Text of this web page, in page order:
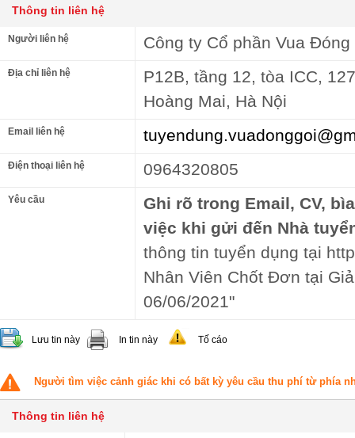
Thông tin liên hệ
Người liên hệ Công ty Cổ phần Vua
Địa chỉ liên hệ
P12B, tầng 12, tòa ICC,
Hoàng Mai, Hà Nội
Email liên hệ
Điện thoại liên hệ 0964320805
Yêu cầu
Ghi rõ trong Email, CV,
việc khi gửi đến Nhà
thông tin tuyển dụng tại
Nhân Viên Chốt Đơn tại
06/06/2021"
Lưu tin này In tin này Tố cáo
Người tìm việc cảnh giác khi có bất kỳ yêu cầu thu phí từ phía
Thông tin liên hệ